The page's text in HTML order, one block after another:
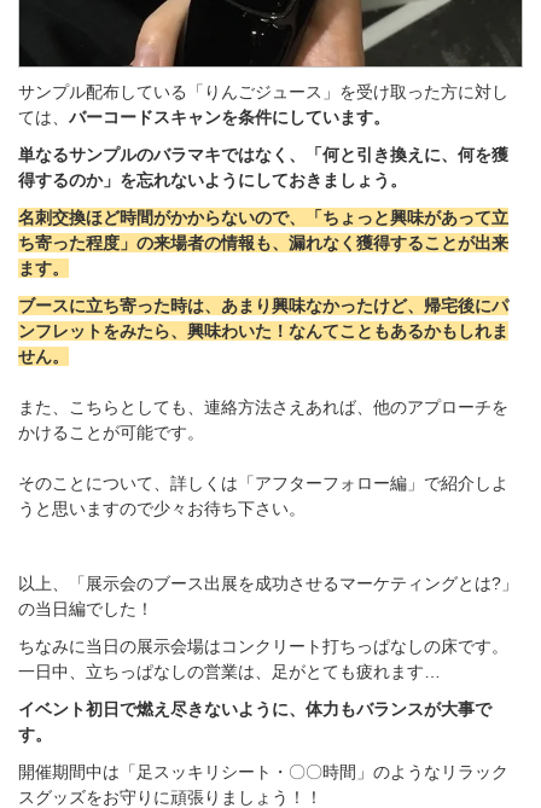
サンプル配布している「りんごジュース」を受け取った方に対し
ては、 バーコードスキャンを条件にしています。
単なるサンプルのバラマキではなく、「何と引き換えに、何を獲
得するのか」を忘れないようにしておきましょう。
名刺交換ほど時間がかからないので、「ちょっと興味があって立
ち寄った程度」の来場者の情報も、漏れなく獲得することが出来
ます。
ブースに立ち寄った時は、あまり興味なかったけど、帰宅後にパ
ンフレットをみたら、興味わいた！なんてこともあるかもしれま
せん。
また、こちらとしても、連絡方法さえあれば、他のアプローチを
かけることが可能です。
そのことについて、詳しくは「アフターフォロー編」で紹介しよ
うと思いますので少々お待ち下さい。
以上、「 展示会のブース出展を成功させるマーケティングとは? 」
の当日編でした！
ちなみに当日の展示会場はコンクリート打ちっぱなしの床です。
一日中、立ちっぱなしの営業は、足がとても疲れます…
イベント初日で燃え尽きないように、体力もバランスが大事で
す。
開催期間中は 「足スッキリシート・〇〇時間」のようなリラック
スグッズをお守りに頑張りましょう！！